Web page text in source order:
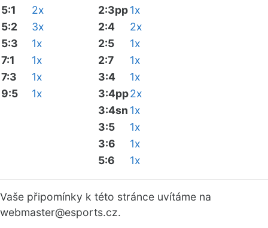
5:1
2x
5:2
3x
5:3
1x
7:1
1x
7:3
1x
9:5
1x
2:3pp1x
2:4
2x
2:5
1x
2:7
1x
3:4
1x
3:4pp2x
3:4sn 1x
3:5
1x
3:6
1x
5:6
1x
Vaše připomínky k této stránce uvítáme na
webmaster@esports.cz.